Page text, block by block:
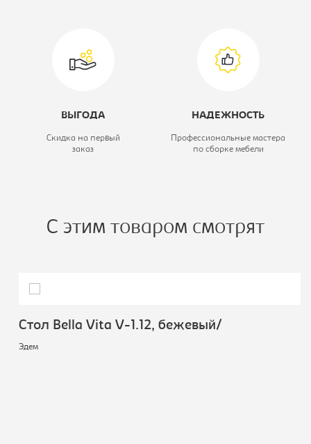
ВЫГОДА
Скидка на первый
заказ
НАДЕЖНОСТЬ
Профессиональные мастера
по сборке мебели
С этим товаром смотрят
Стол Bella Vita V-1.12, бежевый/
Эдем